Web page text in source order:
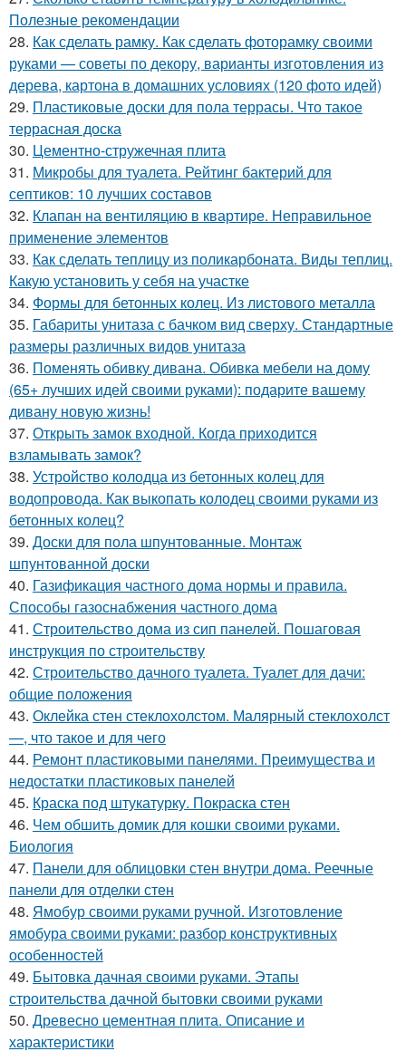
Полезные рекомендации
28. Как сделать рамку. Как сделать фоторамку своими
руками — советы по декору, варианты изготовления из
дерева, картона в домашних условиях (120 фото идей)
29. Пластиковые доски для пола террасы. Что такое
террасная доска
30. Цементно-стружечная плита
31. Микробы для туалета. Рейтинг бактерий для
септиков: 10 лучших составов
32. Клапан на вентиляцию в квартире. Неправильное
применение элементов
33. Как сделать теплицу из поликарбоната. Виды теплиц.
Какую установить у себя на участке
34. Формы для бетонных колец. Из листового металла
35. Габариты унитаза с бачком вид сверху. Стандартные
размеры различных видов унитаза
36. Поменять обивку дивана. Обивка мебели на дому
(65+ лучших идей своими руками): подарите вашему
дивану новую жизнь!
37. Открыть замок входной. Когда приходится
взламывать замок?
38. Устройство колодца из бетонных колец для
водопровода. Как выкопать колодец своими руками из
бетонных колец?
39. Доски для пола шпунтованные. Монтаж
шпунтованной доски
40. Газификация частного дома нормы и правила.
Способы газоснабжения частного дома
41. Строительство дома из сип панелей. Пошаговая
инструкция по строительству
42. Строительство дачного туалета. Туалет для дачи:
общие положения
43. Оклейка стен стеклохолстом. Малярный стеклохолст
—, что такое и для чего
44. Ремонт пластиковыми панелями. Преимущества и
недостатки пластиковых панелей
45. Краска под штукатурку. Покраска стен
46. Чем обшить домик для кошки своими руками.
Биология
47. Панели для облицовки стен внутри дома. Реечные
панели для отделки стен
48. Ямобур своими руками ручной. Изготовление
ямобура своими руками: разбор конструктивных
особенностей
49. Бытовка дачная своими руками. Этапы
строительства дачной бытовки своими руками
50. Древесно цементная плита. Описание и
характеристики